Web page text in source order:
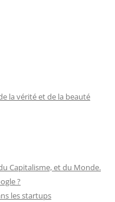
la vérité et de la beauté
Capitalisme, et du Monde.
?
les startups